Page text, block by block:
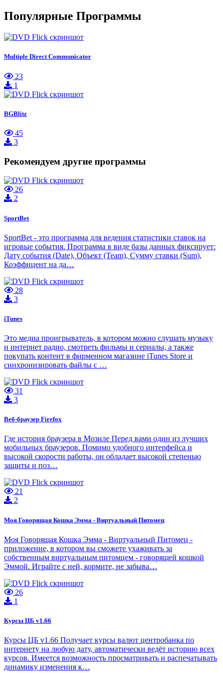
Популярные Программы
Multiple Direct Communicator
23
1
BGBlitz
45
3
Рекомендуем другие программы
26
2
SportBet
SportBet - это программа для ведения статистики ставок на
игровые события. Программа в виде базы данных фиксирует:
Дату события (Date), Объект (Team), Сумму ставки (Sum),
Коэффицент на да…
28
3
iTunes
Это медиа проигрыватель, в котором можно слушать музыку
и интернет радио, смотреть фильмы и сериалы, а также
покупать контент в фирменном магазине iTunes Store и
синхронизировать файлы с …
31
3
Веб-браузер Firefox
Где история браузера в Мозиле Перед вами один из лучших
мобильных браузеров. Помимо удобного интерфейса и
высокой скорости работы, он обладает высокой степенью
защиты и поз…
21
2
Моя Говорящая Кошка Эмма - Виртуальный Питомец
Моя Говорящая Кошка Эмма - Виртуальный Питомец -
приложение, в котором вы сможете ухаживать за
собственным виртуальным питомцем - говорящей кошкой
Эммой. Играйте с ней, кормите, не забыва…
26
1
Курсы ЦБ v1.66
Курсы ЦБ v1.66 Получает курсы валют центробанка по
интернету на любую дату, автоматически ведёт историю всех
курсов. Имеется возможность просматривать и распечатывать
динамику изменения к…